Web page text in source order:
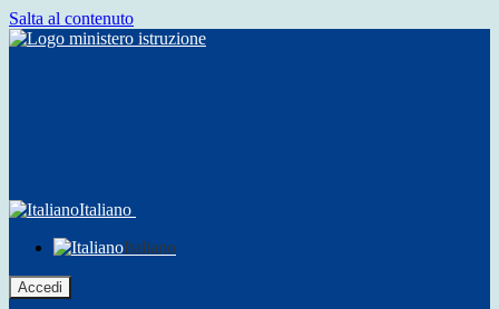
Salta al contenuto
Italiano
Italiano
Accedi